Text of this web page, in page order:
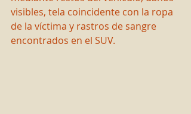
visibles, tela coincidente con la ropa
de la víctima y rastros de sangre
encontrados en el SUV.